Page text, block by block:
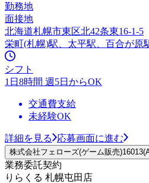
勤務地
面接地
北海道札幌市東区北42条東16-1-5
栄町(札幌)駅、太平駅、百合が原
シフト
1日8時間 週5日からOK
交通費支給
未経験OK
詳細を見る 応募画面に進む
株式会社フェローズ(ゲーム販売
業務委託契約
りらくる 札幌屯田店